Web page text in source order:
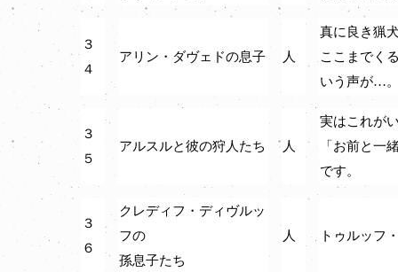
３
４
アリン・ダヴェドの息子 人
真に良き猟
ここまでく
いう声が…
３
５
アルスルと彼の狩人たち 人
実はこれが
「お前と一
です。
３
６
クレディフ・ディヴルッ
フの
孫息子たち
人 トゥルッフ